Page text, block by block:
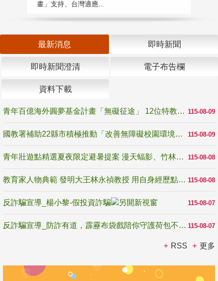
畫」支持、台灣適應...
最新消息 即時新聞
即時新聞澄清 電子布告欄
資料下載
115-08-09
青年百億海外圓夢基金計畫「無礙征途」 12位特教與弱勢青年勇闖西班牙 跨越感官限制見證生命蛻變
115-08-09
國教署補助22縣市積極推動「改善無障礙校園環境計畫」 打造友善、安全、無礙學習空間
115-08-08
青年壯遊點精選夏夜限定避暑提案 漫天蝠影、竹林尋蛙、茶香夜觀 邀青年暮色出發
115-08-08
教育家人物典範 發明大王林永禎教授 用自身經歷點亮學生的路
115-08-07
反詐騙宣導_楊小黎-假投資詐騙
115-08-07
反詐騙宣導_防詐有道，霹靂布袋戲陪你守護荷包不受騙
RSS 更多